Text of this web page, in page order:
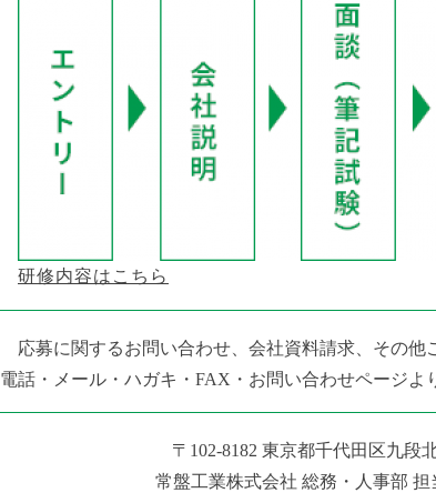
研修内容はこちら
応募に関するお問い合わせ、会社資料請求、その他
電話・メール・ハガキ・FAX・お問い合わせページよ
〒102-8182 東京都千代田区九段
常盤工業株式会社 総務・人事部 担